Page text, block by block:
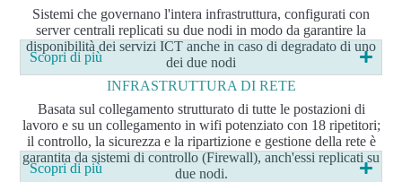
Sistemi che governano l'intera infrastruttura, configurati con
server centrali replicati su due nodi in modo da garantire la
disponibilità dei servizi ICT anche in caso di degradato di uno
dei due nodi
Scopri di più
INFRASTRUTTURA DI RETE
Basata sul collegamento strutturato di tutte le postazioni di
lavoro e su un collegamento in wifi potenziato con 18 ripetitori;
il controllo, la sicurezza e la ripartizione e gestione della rete è
garantita da sistemi di controllo (Firewall), anch'essi replicati su
due nodi.
Scopri di più